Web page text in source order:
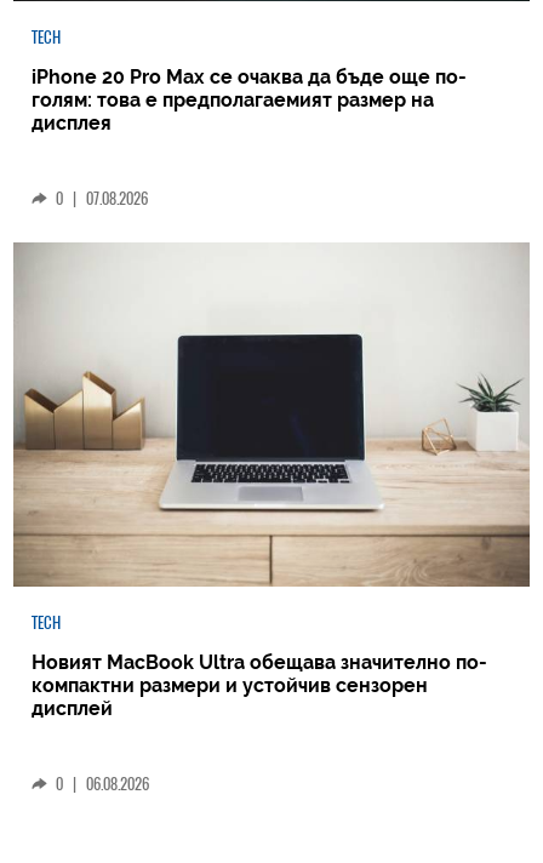
TECH
iPhone 20 Pro Max се очаква да бъде още по-
голям: това е предполагаемият размер на
дисплея
0 | 07.08.2026
TECH
Новият MacBook Ultra обещава значително по-
компактни размери и устойчив сензорен
дисплей
0 | 06.08.2026